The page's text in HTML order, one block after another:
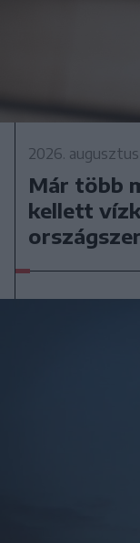
2026.
Már több
kellett